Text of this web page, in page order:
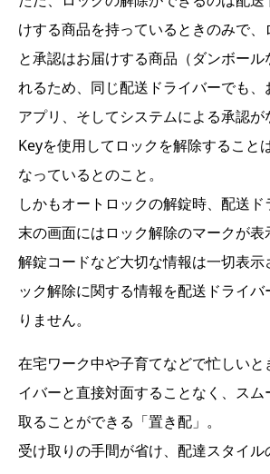
けする商品を持っているときのみで
と承認はお届けする商品（ダンボー
れるため、同じ配送ドライバーでも、
アプリ、そしてシステムによる承認
Keyを使用してロックを解除すること
なっているとのこと。
しかもオートロックの解錠時、配送
末の画面にはロック解除のマークが表
解錠コードなど大切な情報は一切表示
ック解除に関する情報を配送ドライ
りません。
在宅ワーク中や子育てなどで忙しいと
イバーと直接対面することなく、ス
取ることができる「置き配」。
受け取りの手間が省け、配達スタイ